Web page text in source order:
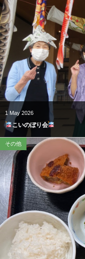
1 May 2026
こいのぼり会
その他